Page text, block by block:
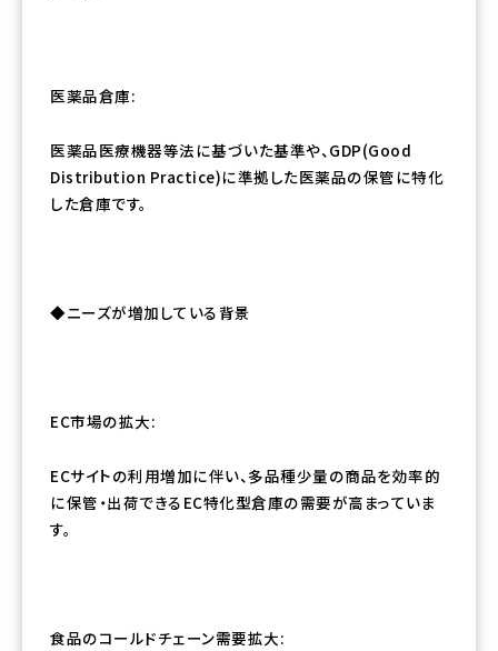
医薬品倉庫:
医薬品医療機器等法に基づいた基準や、GDP(Good
Distribution Practice)に準拠した医薬品の保管に特化
した倉庫です。
◆ニーズが増加している背景
EC市場の拡大:
ECサイトの利用増加に伴い、多品種少量の商品を効率的
に保管・出荷できるEC特化型倉庫の需要が高まっていま
す。
食品のコールドチェーン需要拡大: